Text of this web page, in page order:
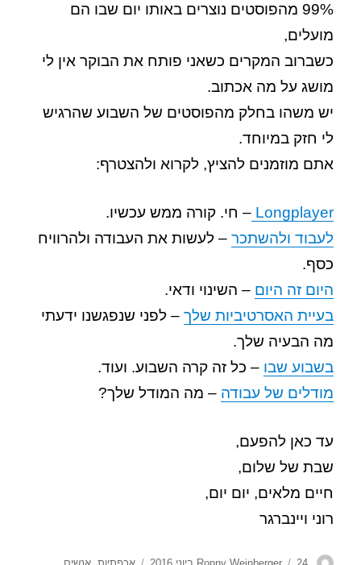
99% מהפוסטים נוצרים באותו יום שבו הם
מועלים,
כשברוב המקרים כשאני פותח את הבוקר אין לי
מושג על מה אכתוב.
יש משהו בחלק מהפוסטים של השבוע שהרגיש
לי חזק במיוחד.
אתם מוזמנים להציץ, לקרוא ולהצטרף:
Longplayer – חי. קורה ממש עכשיו.
לעבוד ולהשתכר – לעשות את העבודה ולהרוויח
כסף.
היום זה היום – השינוי ודאי.
בעיית האסרטיביות שלך – לפני שנפגשנו ידעתי
מה הבעיה שלך.
בשבוע שבו – כל זה קרה השבוע. ועוד.
מודלים של עבודה – מה המודל שלך?
עד כאן להפעם,
שבת של שלום,
חיים מלאים, יום יום,
רוני ויינברגר
מחברפורסם תגיות